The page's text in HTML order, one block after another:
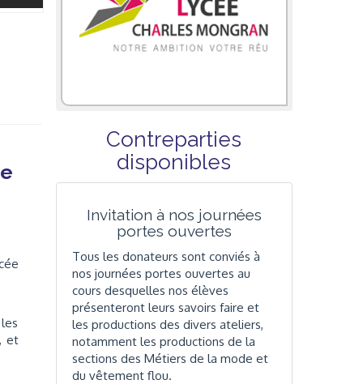
et
Contreparties
disponibles
Invitation à nos journées
portes ouvertes
Tous les donateurs sont conviés à
nos journées portes ouvertes au
cours desquelles nos élèves
présenteront leurs savoirs faire et
les productions des divers ateliers,
notamment les productions de la
sections des Métiers de la mode et
du vêtement flou.